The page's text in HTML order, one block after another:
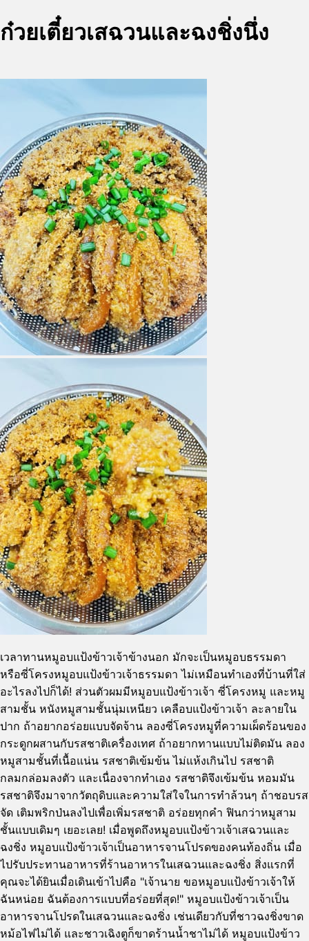
ก๋วยเตี๋ยวเสฉวนและฉงชิ่งนึ่ง
เวลาทานหมูอบแป้งข้าวเจ้าข้างนอก มักจะเป็นหมูอบธรรมดา
หรือซี่โครงหมูอบแป้งข้าวเจ้าธรรมดา ไม่เหมือนทำเองที่บ้านที่ใส่
อะไรลงไปก็ได้! ส่วนตัวผมมีหมูอบแป้งข้าวเจ้า ซี่โครงหมู และหมู
สามชั้น หนังหมูสามชั้นนุ่มเหนียว เคลือบแป้งข้าวเจ้า ละลายใน
ปาก ถ้าอยากอร่อยแบบจัดจ้าน ลองซี่โครงหมูที่ความเผ็ดร้อนของ
กระดูกผสานกับรสชาติเครื่องเทศ ถ้าอยากทานแบบไม่ติดมัน ลอง
หมูสามชั้นที่เนื้อแน่น รสชาติเข้มข้น ไม่แห้งเกินไป รสชาติ
กลมกล่อมลงตัว และเนื่องจากทำเอง รสชาติจึงเข้มข้น หอมมัน
รสชาติจึงมาจากวัตถุดิบและความใส่ใจในการทำล้วนๆ ถ้าชอบรส
จัด เติมพริกป่นลงไปเพื่อเพิ่มรสชาติ อร่อยทุกคำ ฟินกว่าหมูสาม
ชั้นแบบเดิมๆ เยอะเลย! เมื่อพูดถึงหมูอบแป้งข้าวเจ้าเสฉวนและ
ฉงชิ่ง หมูอบแป้งข้าวเจ้าเป็นอาหารจานโปรดของคนท้องถิ่น เมื่อ
ไปรับประทานอาหารที่ร้านอาหารในเสฉวนและฉงชิ่ง สิ่งแรกที่
คุณจะได้ยินเมื่อเดินเข้าไปคือ "เจ้านาย ขอหมูอบแป้งข้าวเจ้าให้
ฉันหน่อย ฉันต้องการแบบที่อร่อยที่สุด!" หมูอบแป้งข้าวเจ้าเป็น
อาหารจานโปรดในเสฉวนและฉงชิ่ง เช่นเดียวกับที่ชาวฉงชิ่งขาด
หม้อไฟไม่ได้ และชาวเฉิงตูก็ขาดร้านน้ำชาไม่ได้ หมูอบแป้งข้าว